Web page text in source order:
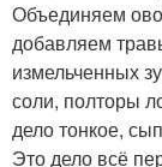
Объединяем
добавляем
измельченных
соли, полторы
дело тонкое,
Это дело всё